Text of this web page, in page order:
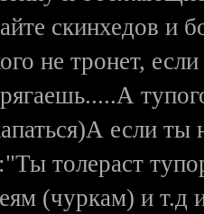
скинхедов и
не тронет,
если ты
толераст
(чуркам) и т.д